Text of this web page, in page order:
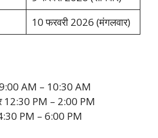
10 फरवरी 2026 (मंगलवार)
AM – 10:30 AM
12:30 PM – 2:00 PM
PM – 6:00 PM